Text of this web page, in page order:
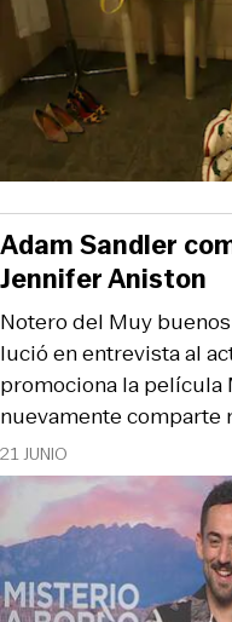
21 JUNIO
Notero del Muy
lució en entrevista al
promociona la película
nuevamente comparte
Adam Sandler
Jennifer Aniston